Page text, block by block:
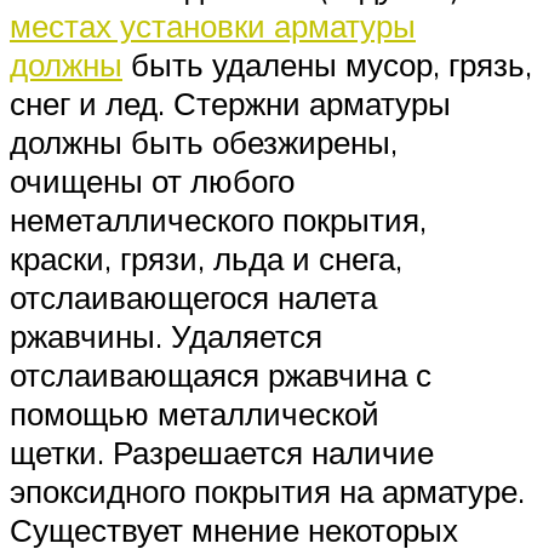
местах установки арматуры
должны быть удалены мусор, грязь,
снег и лед. Стержни арматуры
должны быть обезжирены,
очищены от любого
неметаллического покрытия,
краски, грязи, льда и снега,
отслаивающегося налета
ржавчины. Удаляется
отслаивающаяся ржавчина с
помощью металлической
щетки. Разрешается наличие
эпоксидного покрытия на арматуре.
Существует мнение некоторых